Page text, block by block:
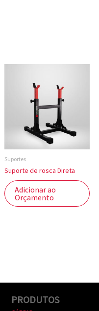
Suportes
Suporte de rosca Direta
Adicionar ao
Orçamento
PRODUTOS